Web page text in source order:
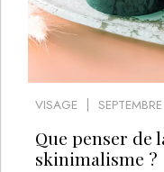
VISAGE
Que penser de
skinimalisme ?